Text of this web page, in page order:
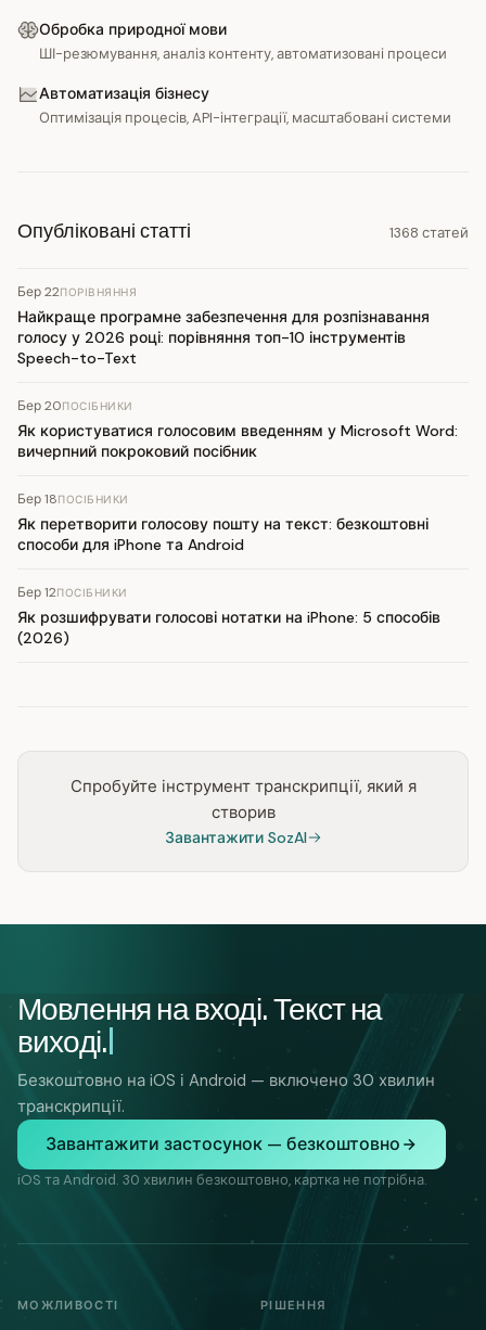
Обробка природної мови
ШІ-резюмування, аналіз контенту, автоматизовані процеси
Автоматизація бізнесу
Оптимізація процесів, API-інтеграції, масштабовані системи
Опубліковані статті 1368 статей
Бер 22ПОРІВНЯННЯ
Найкраще програмне забезпечення для розпізнавання
голосу у 2026 році: порівняння топ-10 інструментів
Speech-to-Text
Бер 20ПОСІБНИКИ
Як користуватися голосовим введенням у Microsoft Word:
вичерпний покроковий посібник
Бер 18ПОСІБНИКИ
Як перетворити голосову пошту на текст: безкоштовні
способи для iPhone та Android
Бер 12ПОСІБНИКИ
Як розшифрувати голосові нотатки на iPhone: 5 способів
(2026)
Спробуйте інструмент транскрипції, який я
створив
Завантажити SozAI
Мовлення на вході. Текст на
виході.
Безкоштовно на iOS і Android — включено 30 хвилин
транскрипції.
Завантажити застосунок — безкоштовно
iOS та Android. 30 хвилин безкоштовно, картка не потрібна.
МОЖЛИВОСТІ РІШЕННЯ